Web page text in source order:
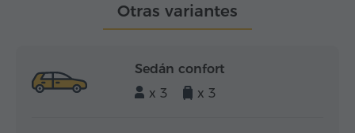
Otras variantes
Sedán confort
x 3
x 3